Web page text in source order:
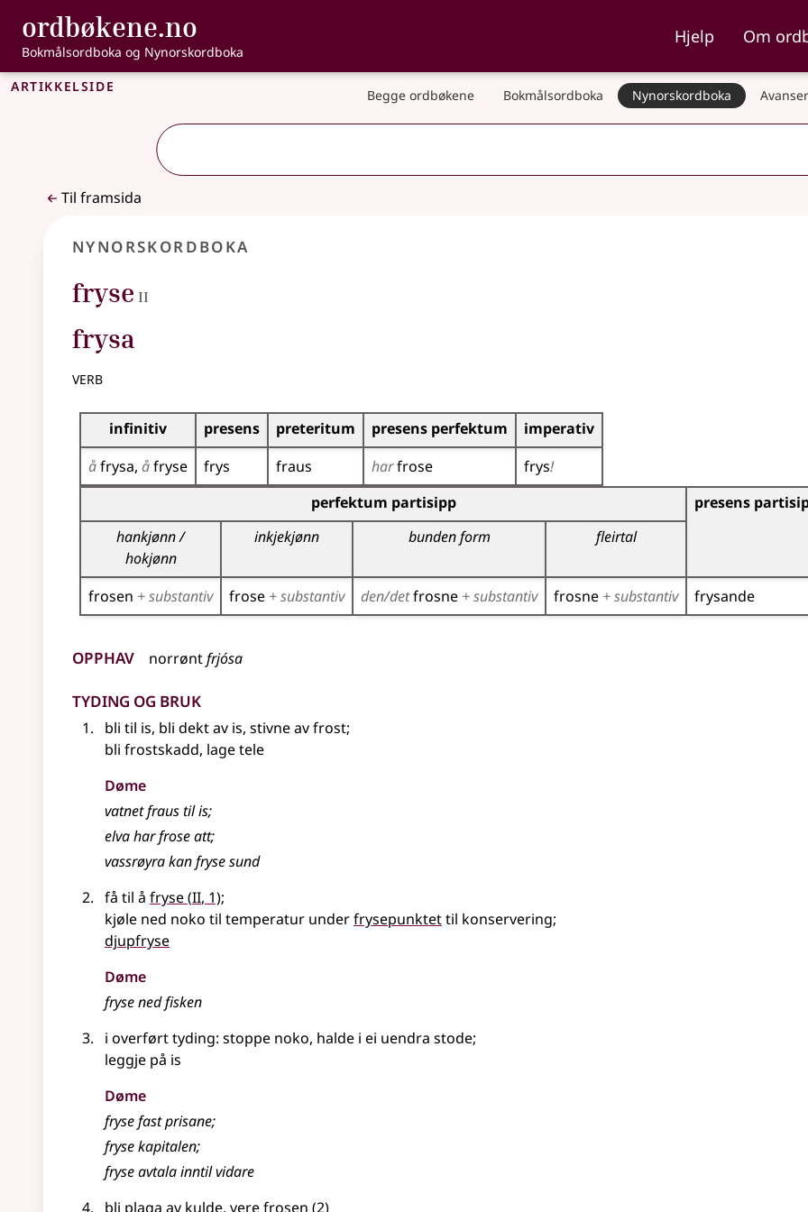
Gå til hovudinnhald
Tilgjenge
ordbøkene.no , Bokmålsordboka og Nynorskordboka
Bokmålsordboka og Nynorskordboka
Hjelp Om
Artikkelside Begge ordbøkene Bokmålsordboka Nynorskordboka
Til framsida
Nynorskordboka
fryse II
frysa
verb
Bøyningstabell for dette verbet
infinitiv presens preteritum presens perfektum
imperativ
åfrysa åfryse frys fraus harfrose frys!
Bøyningstabell for dette verbet (partisippformer)
perfektum partisipp
presens
hankjønn /
hokjønn
inkjekjønn bunden form fleirtal
frosen + substantiv frose + substantiv den/detfrosne + substantiv frosne + substantiv frysande
Opphav norrøntfrjósa
Tyding og bruk
bli til is, bli dekt av is, stivne av frost;
bli frostskadd, lage tele
Døme
vatnet fraus til is;
elva har frose att;
vassrøyra kan fryse sund
få til å fryse(2
II, 1);
kjøle ned noko til temperatur underfrysepunktettil konservering;
djupfryse
Døme
fryse ned fisken
i overført tyding: stoppe noko, halde i ei uendra stode;
leggje på is
Døme
fryse fast prisane;
fryse kapitalen;
fryse avtala inntil vidare
bli plaga av kulde, verefrosen (2)